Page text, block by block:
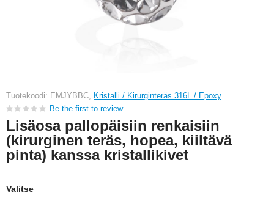
Tuotekoodi: EMJYBBC, Kristalli / Kirurginteräs 316L / Epoxy
Be the first to review
Lisäosa pallopäisiin renkaisiin
(kirurginen teräs, hopea, kiiltävä
pinta) kanssa kristallikivet
Valitse